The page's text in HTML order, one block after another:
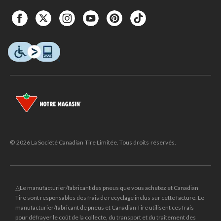
© 2026 La Société Canadian Tire Limitée. Tous droits réservés.
△Le manufacturier/fabricant des pneus que vous achetez et Canadian
Tire sont responsables des frais de recyclage inclus sur cette facture. Le
manufacturier/fabricant de pneus et Canadian Tire utilisent ces frais
pour défrayer le coût de la collecte, du transport et du traitement des